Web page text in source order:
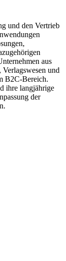
und den Vertrieb
aus
und
B2C-Bereich.
ihre langjährige
der